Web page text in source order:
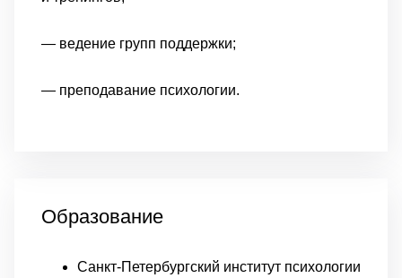
— ведение групп поддержки;
— преподавание психологии.
Образование
Санкт-Петербургский институт психологии